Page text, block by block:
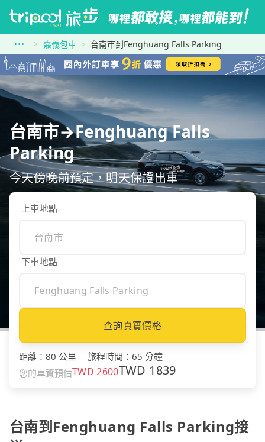
嘉義包車 台南市到Fenghuang Falls Parking
台南市→Fenghuang Falls
Parking
今天傍晚前預定，明天保證出車
上車地點
下車地點
查詢真實價格
距離 ： 80 公里 旅程時間 ： 65 分鐘
您的車資預估TWD2600TWD 1839
台南到Fenghuang Falls Parking接